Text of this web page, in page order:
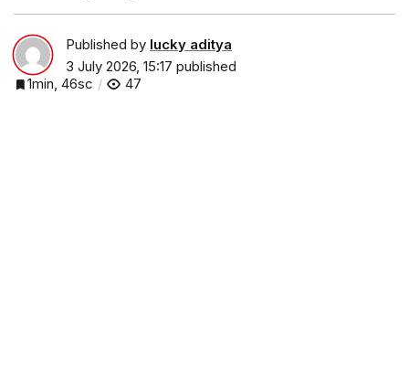
Published by lucky aditya
3 July 2026, 15:17 published
1min, 46sc
47